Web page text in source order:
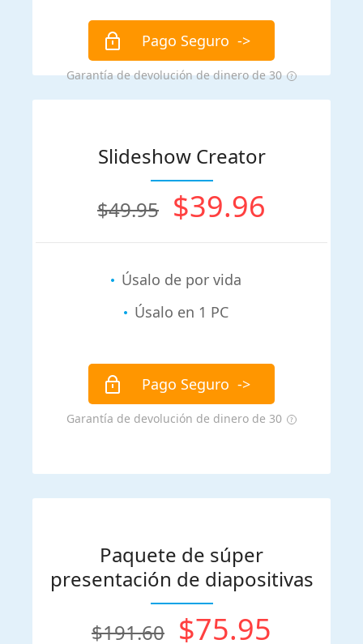
Slideshow Creator
$49.95 $39.96
Úsalo de por vida
Úsalo en 1 PC
Pago Seguro ->
Garantía de devolución de dinero de 30
Pago Seguro ->
Garantía de devolución de dinero de 30
Paquete de súper
presentación de diapositivas
$191.60 $75.95